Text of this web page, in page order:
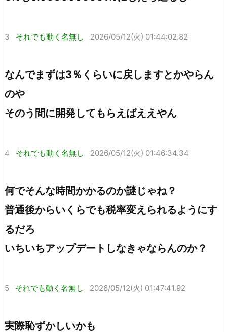
3 それでも動く名無し 2026/05/12(火) 01:44:02.82
なんでまずは3％くらいに戻しますとかやらん
のや
そのう間に開発してもらえばええやん
4 それでも動く名無し 2026/05/12(火) 01:46:34.34
何でそんな時間かかるのか謎じゃね？
普通後からいくらでも税率変えられるようにす
るだろ
いちいちアップデートしなきゃならんのか？
5 それでも動く名無し 2026/05/12(火) 01:47:41.92
実際恥ずかしいかも